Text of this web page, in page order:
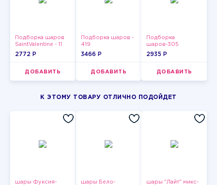
Подборка шаров
SaintValentine - 11
2772 P
ДОБАВИТЬ
Подборка шаров -
419
3466 P
ДОБАВИТЬ
Подборка
шаров-305
2935 P
ДОБАВИТЬ
К ЭТОМУ ТОВАРУ ОТЛИЧНО ПОДОЙДЕТ
шары Фуксия-
шары Бело-
шары "Лайт" микс-